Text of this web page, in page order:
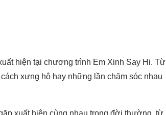
hiện tại chương trình Em Xinh Say Hi. Từ
xưng hô hay những lần chăm sóc nhau
xuất hiện cùng nhau trong đời thường, từ